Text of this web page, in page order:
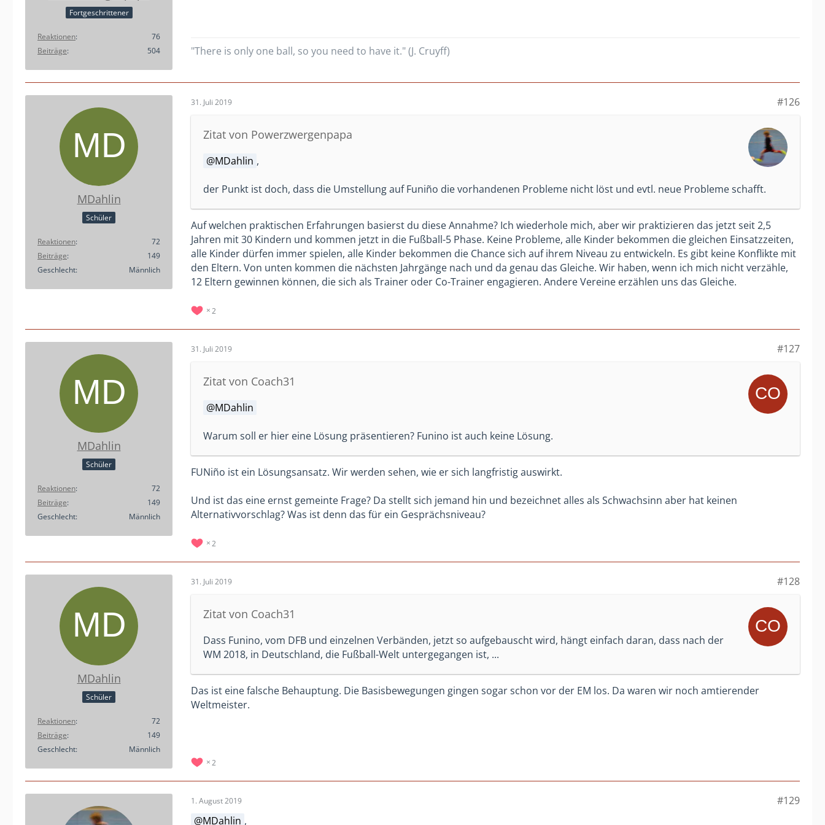
Fortgeschrittener
Reaktionen
76
Beiträge
504 "There is only one ball, so you need to have it." (J. Cruyff)
MDahlin
Schüler
Reaktionen
72
Beiträge
149
Geschlecht
Männlich
31. Juli 2019 #126
Zitat von Powerzwergenpapa
MDahlin ,
der Punkt ist doch, dass die Umstellung auf Funiño die vorhandenen Probleme nicht löst und evtl. neue Probleme schafft.
Auf welchen praktischen Erfahrungen basierst du diese Annahme? Ich wiederhole mich, aber wir praktizieren das jetzt seit 2,5
Jahren mit 30 Kindern und kommen jetzt in die Fußball-5 Phase. Keine Probleme, alle Kinder bekommen die gleichen Einsatzzeiten,
alle Kinder dürfen immer spielen, alle Kinder bekommen die Chance sich auf ihrem Niveau zu entwickeln. Es gibt keine Konflikte mit
den Eltern. Von unten kommen die nächsten Jahrgänge nach und da genau das Gleiche. Wir haben, wenn ich mich nicht verzähle,
12 Eltern gewinnen können, die sich als Trainer oder Co-Trainer engagieren. Andere Vereine erzählen uns das Gleiche.
2
MDahlin
Schüler
Reaktionen
72
Beiträge
149
Geschlecht
Männlich
31. Juli 2019 #127
Zitat von Coach31
MDahlin
Warum soll er hier eine Lösung präsentieren? Funino ist auch keine Lösung.
FUNiño ist ein Lösungsansatz. Wir werden sehen, wie er sich langfristig auswirkt.
Und ist das eine ernst gemeinte Frage? Da stellt sich jemand hin und bezeichnet alles als Schwachsinn aber hat keinen
Alternativvorschlag? Was ist denn das für ein Gesprächsniveau?
2
MDahlin
Schüler
Reaktionen
72
Beiträge
149
Geschlecht
Männlich
31. Juli 2019 #128
Zitat von Coach31
Dass Funino, vom DFB und einzelnen Verbänden, jetzt so aufgebauscht wird, hängt einfach daran, dass nach der
WM 2018, in Deutschland, die Fußball-Welt untergegangen ist, ...
Das ist eine falsche Behauptung. Die Basisbewegungen gingen sogar schon vor der EM los. Da waren wir noch amtierender
Weltmeister.
2
1. August 2019
#129
MDahlin ,